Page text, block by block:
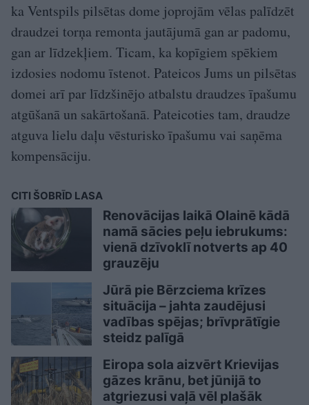
ka Ventspils pilsētas dome joprojām vēlas palīdzēt
draudzei torņa remonta jautājumā gan ar padomu,
gan ar līdzekļiem. Ticam, ka kopīgiem spēkiem
izdosies nodomu īstenot. Pateicos Jums un pilsētas
domei arī par līdzšinējo atbalstu draudzes īpašumu
atgūšanā un sakārtošanā. Pateicoties tam, draudze
atguva lielu daļu vēsturisko īpašumu vai saņēma
kompensāciju.
CITI ŠOBRĪD LASA
Renovācijas laikā Olainē kādā
namā sācies peļu iebrukums:
vienā dzīvoklī notverts ap 40
grauzēju
Jūrā pie Bērzciema krīzes
situācija – jahta zaudējusi
vadības spējas; brīvprātīgie
steidz palīgā
Eiropa sola aizvērt Krievijas
gāzes krānu, bet jūnijā to
atgriezusi vaļā vēl plašāk